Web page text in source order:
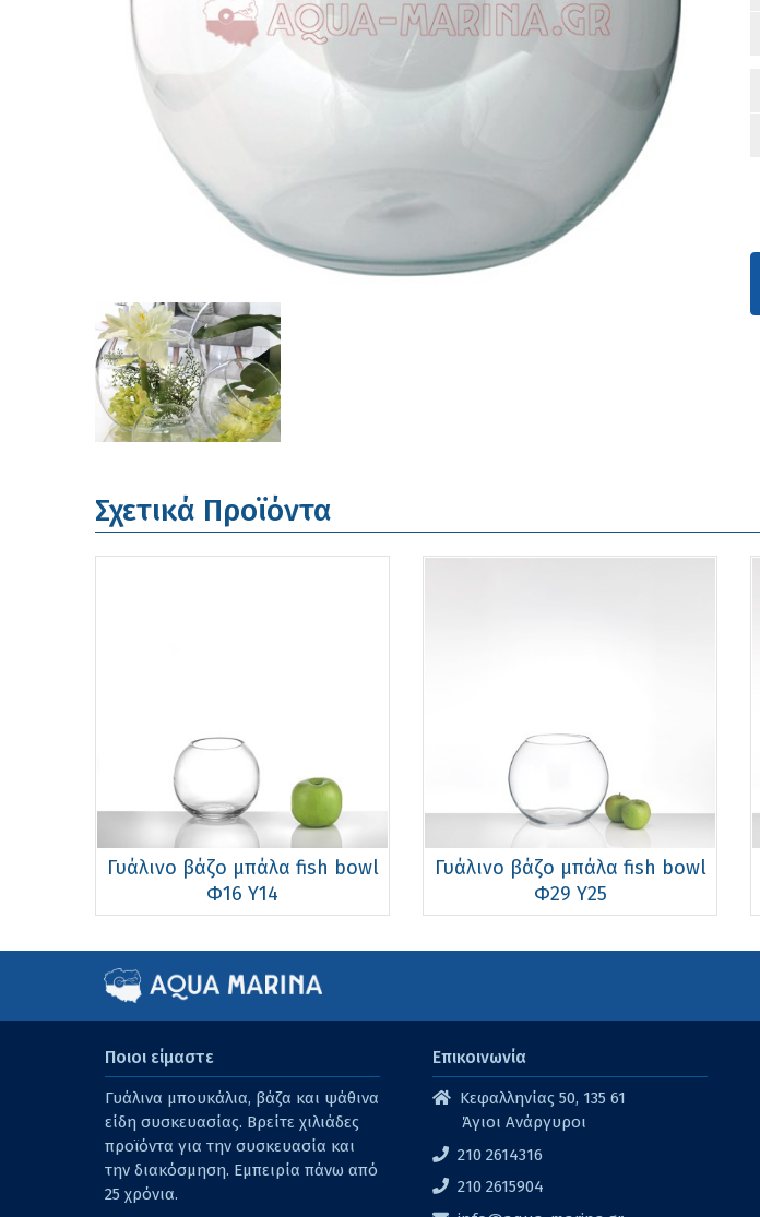
Σχετικά Προϊόντα
Γυάλινo βάζo μπάλα fish bowl
Φ16 Υ14
Γυάλινo βάζo μπάλα fish bowl
Φ29 Υ25
Ποιοι είμαστε
Γυάλινα μπουκάλια, βάζα και ψάθινα
είδη συσκευασίας. Βρείτε χιλιάδες
προϊόντα για την συσκευασία και
την διακόσμηση. Εμπειρία πάνω από
25 χρόνια.
Επικοινωνία
Κεφαλληνίας 50, 135 61
Άγιοι Ανάργυροι
210 2614316
210 2615904